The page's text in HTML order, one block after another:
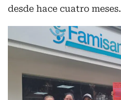
desde hace cuatro meses.